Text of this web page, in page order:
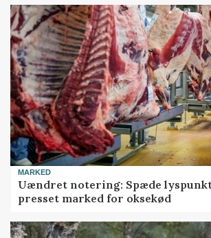
MARKED
Uændret notering: Spæde
presset marked for oksekød